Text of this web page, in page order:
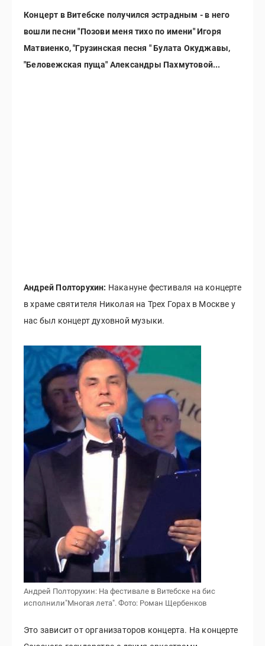
Концерт в Витебске получился эстрадным - в него
вошли песни "Позови меня тихо по имени" Игоря
Матвиенко, "Грузинская песня " Булата Окуджавы,
"Беловежская пуща" Александры Пахмутовой...
Андрей Полторухин: Накануне фестиваля на концерте
в храме святителя Николая на Трех Горах в Москве у
нас был концерт духовной музыки.
Андрей Полторухин: На фестивале в Витебске на бис
исполнили"Многая лета". Фото: Роман Щербенков
Это зависит от организаторов концерта. На концерте